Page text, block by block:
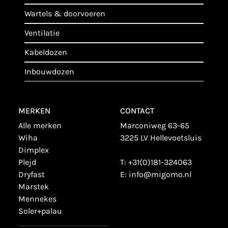
wartels & doorvoeren
ventilatie
kabeldozen
inbouwdozen
MERKEN
alle merken
wiha
dimplex
plejd
dryfast
marstek
mennekes
soler+palau
CONTACT
Marconiweg 63-65
3225 LV Hellevoetsluis
T: +31(0)181-324063
E: info@migomo.nl